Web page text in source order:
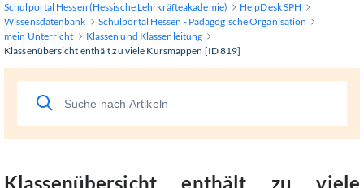
Schulportal Hessen (Hessische Lehrkräfteakademie)
HelpDesk SPH
Wissensdatenbank
Schulportal Hessen - Pädagogische Organisation
mein Unterricht
Klassen und Klassenleitung
Klassenübersicht enthält zu viele Kursmappen [ID 819]
Klassenübersicht enthält zu viele